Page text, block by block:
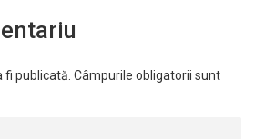
fi publicată. Câmpurile obligatorii sunt